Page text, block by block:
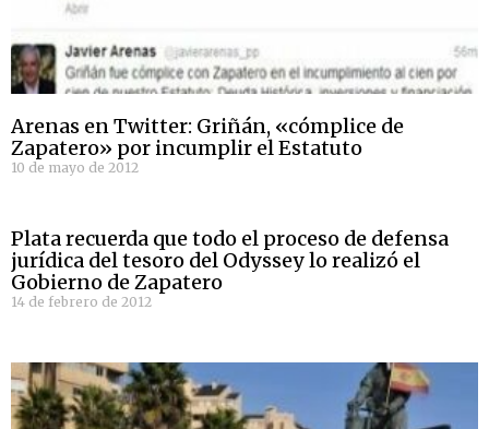
Arenas en Twitter: Griñán, «cómplice de
Zapatero» por incumplir el Estatuto
10 de mayo de 2012
Plata recuerda que todo el proceso de defensa
jurídica del tesoro del Odyssey lo realizó el
Gobierno de Zapatero
14 de febrero de 2012